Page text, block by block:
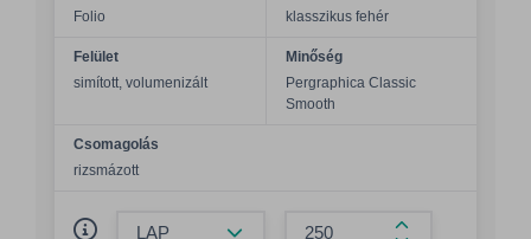
Folio
klasszikus fehér
Felület
simított, volumenizált
Minőség
Pergraphica Classic
Smooth
Csomagolás
rizsmázott